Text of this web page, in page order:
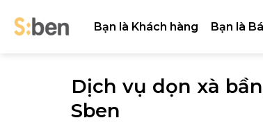
Bạn là Khách hàng Bạn là
Dịch vụ dọn xà
Sben